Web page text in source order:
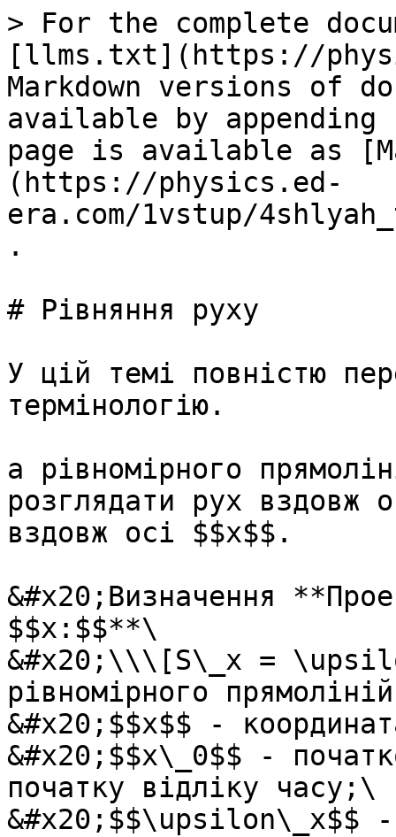
> For the complete
[llms.txt](https://
Markdown versions of
available by
page is available as
(https://physics.ed-
era.com/1vstup/
.
# Рiвняння руху
У цiй темi повнiстю
термiнологiю.
а рівномірного
розглядати рух вздовж
вздовж осі $$x$$.
&#x20;Визначення
$$x:$$**\
&#x20;\\\[S\_x =
рiвномiрного
&#x20;$$x$$ -
&#x20;$$x\_0$$ -
початку відліку часу;\
&#x20;$$\upsilon\_x$$